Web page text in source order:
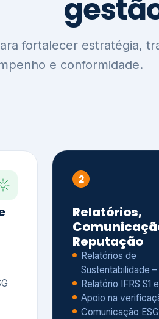
fortalecer estratégia,
e conformidade.
2
Relatórios,
Reputação
Relatórios de
Sustentabilidade –
Relatório IFRS S1
Apoio na
Comunicação ESG